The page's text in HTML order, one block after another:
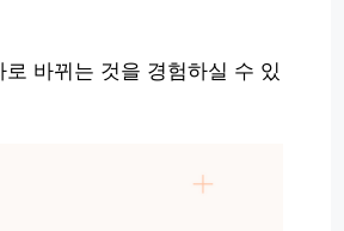
바뀌는 것을 경험하실 수 있